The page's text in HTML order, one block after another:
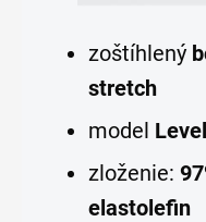
zoštíhlený
stretch
model
zloženie:
elastolefin